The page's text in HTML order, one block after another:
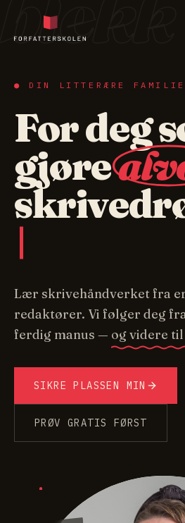
● DIN LITTERÆRE
For deg
gjøre
Lær skrivehåndverket fra
redaktører. Vi følger deg
ferdig manus — og videre
SIKRE PLASSEN MIN
PRØV GRATIS FØRST